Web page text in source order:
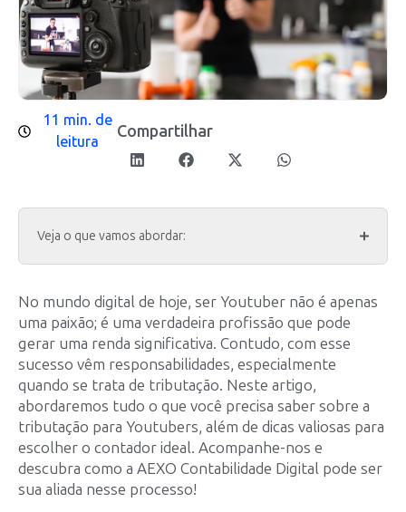
11 min. de
leitura
Compartilhar
Veja o que vamos abordar:
No mundo digital de hoje, ser Youtuber não é apenas
uma paixão; é uma verdadeira profissão que pode
gerar uma renda significativa. Contudo, com esse
sucesso vêm responsabilidades, especialmente
quando se trata de tributação. Neste artigo,
abordaremos tudo o que você precisa saber sobre a
tributação para Youtubers, além de dicas valiosas para
escolher o contador ideal. Acompanhe-nos e
descubra como a AEXO Contabilidade Digital pode ser
sua aliada nesse processo!